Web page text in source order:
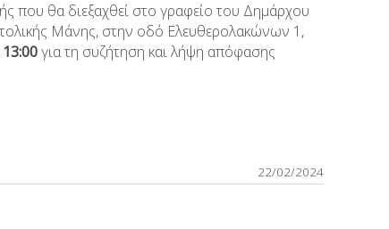
που θα διεξαχθεί στο γραφείο του Δημάρχου
Μάνης, στην οδό Ελευθερολακώνων 1,
για τη συζήτηση και λήψη απόφασης
22/02/2024